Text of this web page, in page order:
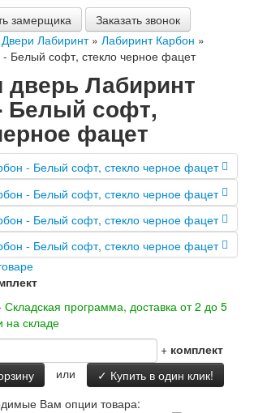
Смарт
двери
Аляска Лайт
Арт
Атлантик
Бетон
Верса
Версаль
Гранд
Дверь двойная тамбурная под
Имперо
Инфинити
Иссида
Карбон
Кармина
Классик Антик медный
Классик Шагрень
Кредор
Лаб Про
Лайн Вайт
Леолаб
Лондон
замерщика
Заказать звонок
Двери Лабиринт» Лабиринт Карбон »
Белый софт, стекло черное фацет
дверь Лабиринт
Белый софт,
фацет
Складская программа, доставка от 2 до 5
на складе
+ комплект
или
✓ Купить в один клик!
Вам опции товара: